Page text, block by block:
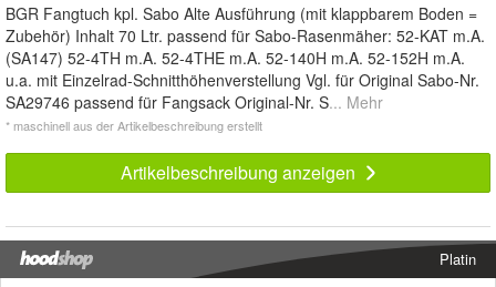
BGR Fangtuch kpl. Sabo Alte Ausführung (mit klappbarem Boden =
Zubehör) Inhalt 70 Ltr. passend für Sabo-Rasenmäher: 52-KAT m.A.
(SA147) 52-4TH m.A. 52-4THE m.A. 52-140H m.A. 52-152H m.A.
u.a. mit Einzelrad-Schnitthöhenverstellung Vgl. für Original Sabo-Nr.
SA29746 passend für Fangsack Original-Nr. S... Mehr
* maschinell aus der Artikelbeschreibung erstellt
Artikelbeschreibung anzeigen
Platin